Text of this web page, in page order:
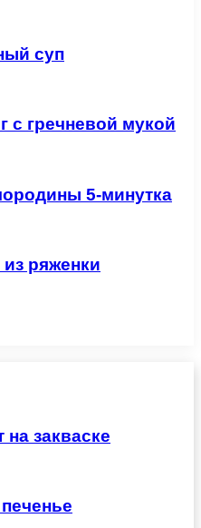
суп
с гречневой мукой
5-минутка
ряженки
на закваске